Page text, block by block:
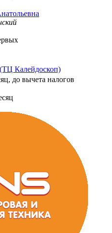
Калейдоскоп)
до вычета налогов